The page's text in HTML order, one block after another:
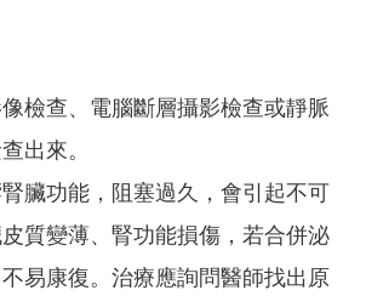
檢查、電腦斷層攝影檢查或靜脈
出來。
臟功能，阻塞過久，會引起不可
質變薄、腎功能損傷，若合併泌
易康復。治療應詢問醫師找出原